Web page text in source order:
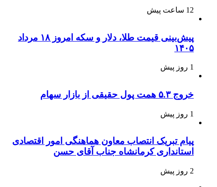
12 ساعت پیش
پیش‌بینی قیمت طلا، دلار و سکه امروز ۱۸ مرداد
۱۴۰۵
1 روز پیش
خروج ۵.۳ همت پول حقیقی از بازار سهام
1 روز پیش
پیام تبریک انتصاب معاون هماهنگی امور اقتصادی
استانداری کرمانشاه جناب آقای حسن
2 روز پیش